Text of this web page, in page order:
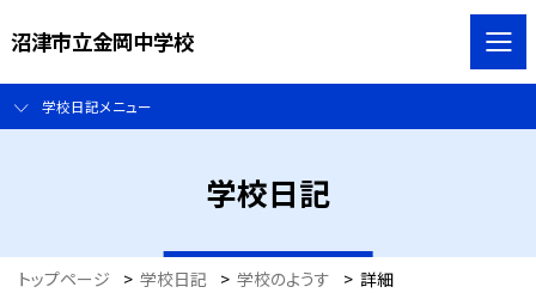
沼津市立金岡中学校
学校日記メニュー
学校日記
トップページ > 学校日記 > 学校のようす > 詳細